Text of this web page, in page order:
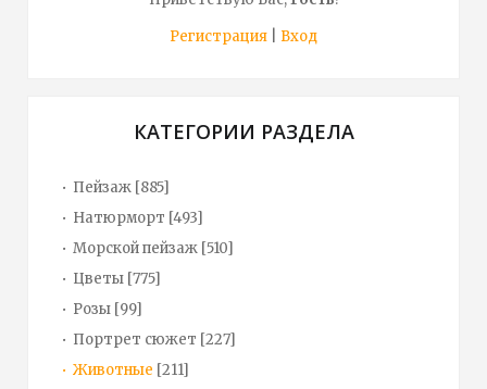
Регистрация
Вход
КАТЕГОРИИ РАЗДЕЛА
Пейзаж [885]
Натюрморт [493]
Морской пейзаж [510]
Цветы [775]
Розы [99]
Портрет сюжет [227]
Животные [211]